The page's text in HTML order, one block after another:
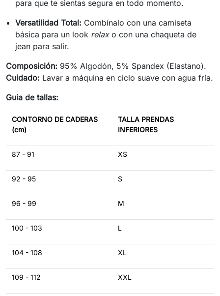
para que te sientas segura en todo momento.
Versatilidad Total: Combínalo con una camiseta
básica para un look relaxo con una chaqueta de
jean para salir.
Composición: 95% Algodón, 5% Spandex (Elastano).
Cuidado: Lavar a máquina en ciclo suave con agua fría.
Guia de tallas:
CONTORNO DE CADERAS
(cm)
TALLA PRENDAS
INFERIORES
87 - 91 XS
92 - 95 S
96 - 99 M
100 - 103 L
104 - 108 XL
109 - 112 XXL